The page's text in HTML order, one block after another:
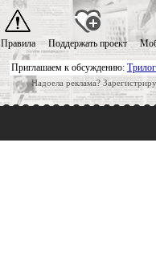
Приглашаем к обсуждению:
Надоела реклама?
Правила Поддержать проект